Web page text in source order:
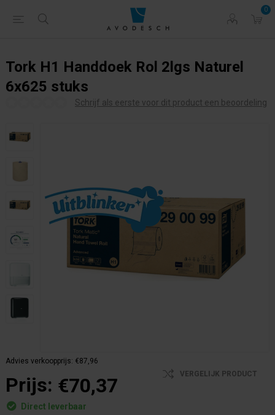
0
Tork H1 Handdoek Rol 2lgs Naturel
6x625 stuks
Schrijf als eerste voor dit product een beoordeling
Advies verkoopprijs: €87,96
Prijs: €70,37 VERGELIJK PRODUCT
Direct leverbaar